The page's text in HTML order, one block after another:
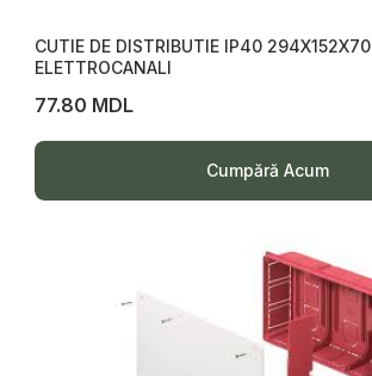
CUTIE DE DISTRIBUTIE IP40 294X152X70
ELETTROCANALI
77.80 MDL
Cumpără Acum